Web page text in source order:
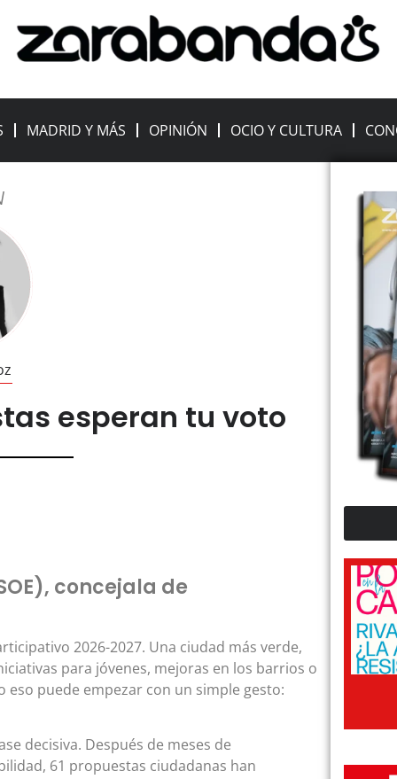
MADRID Y MÁS OPINIÓN OCIO Y CULTURA
esperan tu voto
concejala de
2026-2027. Una ciudad más verde,
para jóvenes, mejoras en los barrios o
puede empezar con un simple gesto:
decisiva. Después de meses de
61 propuestas ciudadanas han